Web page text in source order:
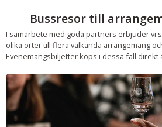
Bussresor till
I samarbete med goda partners erbjuder vi
olika orter till flera välkända arrangemang
Evenemangsbiljetter köps i dessa fall direkt